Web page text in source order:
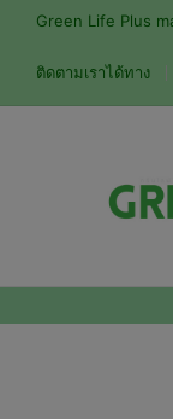
Green Life Plus
ติดตามเราได้ทาง